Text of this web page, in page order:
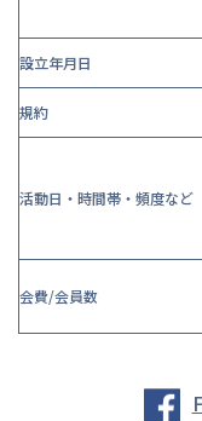
設立年月日
規約
活動日・時間帯・頻度など
会費/会員数